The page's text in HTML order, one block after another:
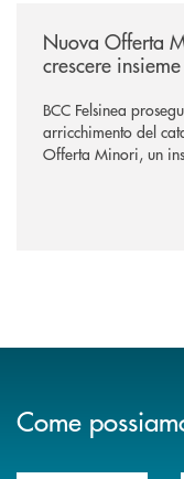
Nuova Offerta
crescere insieme
BCC Felsinea
arricchimento del
Offerta Minori, un
sviluppo di una
Come